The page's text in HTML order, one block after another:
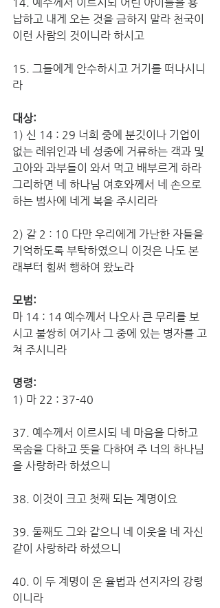
납하고 내게 오는 것을 금하지 말라 천국이
이런 사람의 것이니라 하시고
15. 그들에게 안수하시고 거기를 떠나시니
라
대상:
1) 신 14 : 29 너희 중에 분깃이나 기업이
없는 레위인과 네 성중에 거류하는 객과 및
고아와 과부들이 와서 먹고 배부르게 하라
그리하면 네 하나님 여호와께서 네 손으로
하는 범사에 네게 복을 주시리라
2) 갈 2 : 10 다만 우리에게 가난한 자들을
기억하도록 부탁하였으니 이것은 나도 본
래부터 힘써 행하여 왔노라
모범:
마 14 : 14 예수께서 나오사 큰 무리를 보
시고 불쌍히 여기사 그 중에 있는 병자를 고
쳐 주시니라
명령:
1) 마 22 : 37-40
37. 예수께서 이르시되 네 마음을 다하고
목숨을 다하고 뜻을 다하여 주 너의 하나님
을 사랑하라 하셨으니
38. 이것이 크고 첫째 되는 계명이요
39. 둘째도 그와 같으니 네 이웃을 네 자신
같이 사랑하라 하셨으니
40. 이 두 계명이 온 율법과 선지자의 강령
이니라